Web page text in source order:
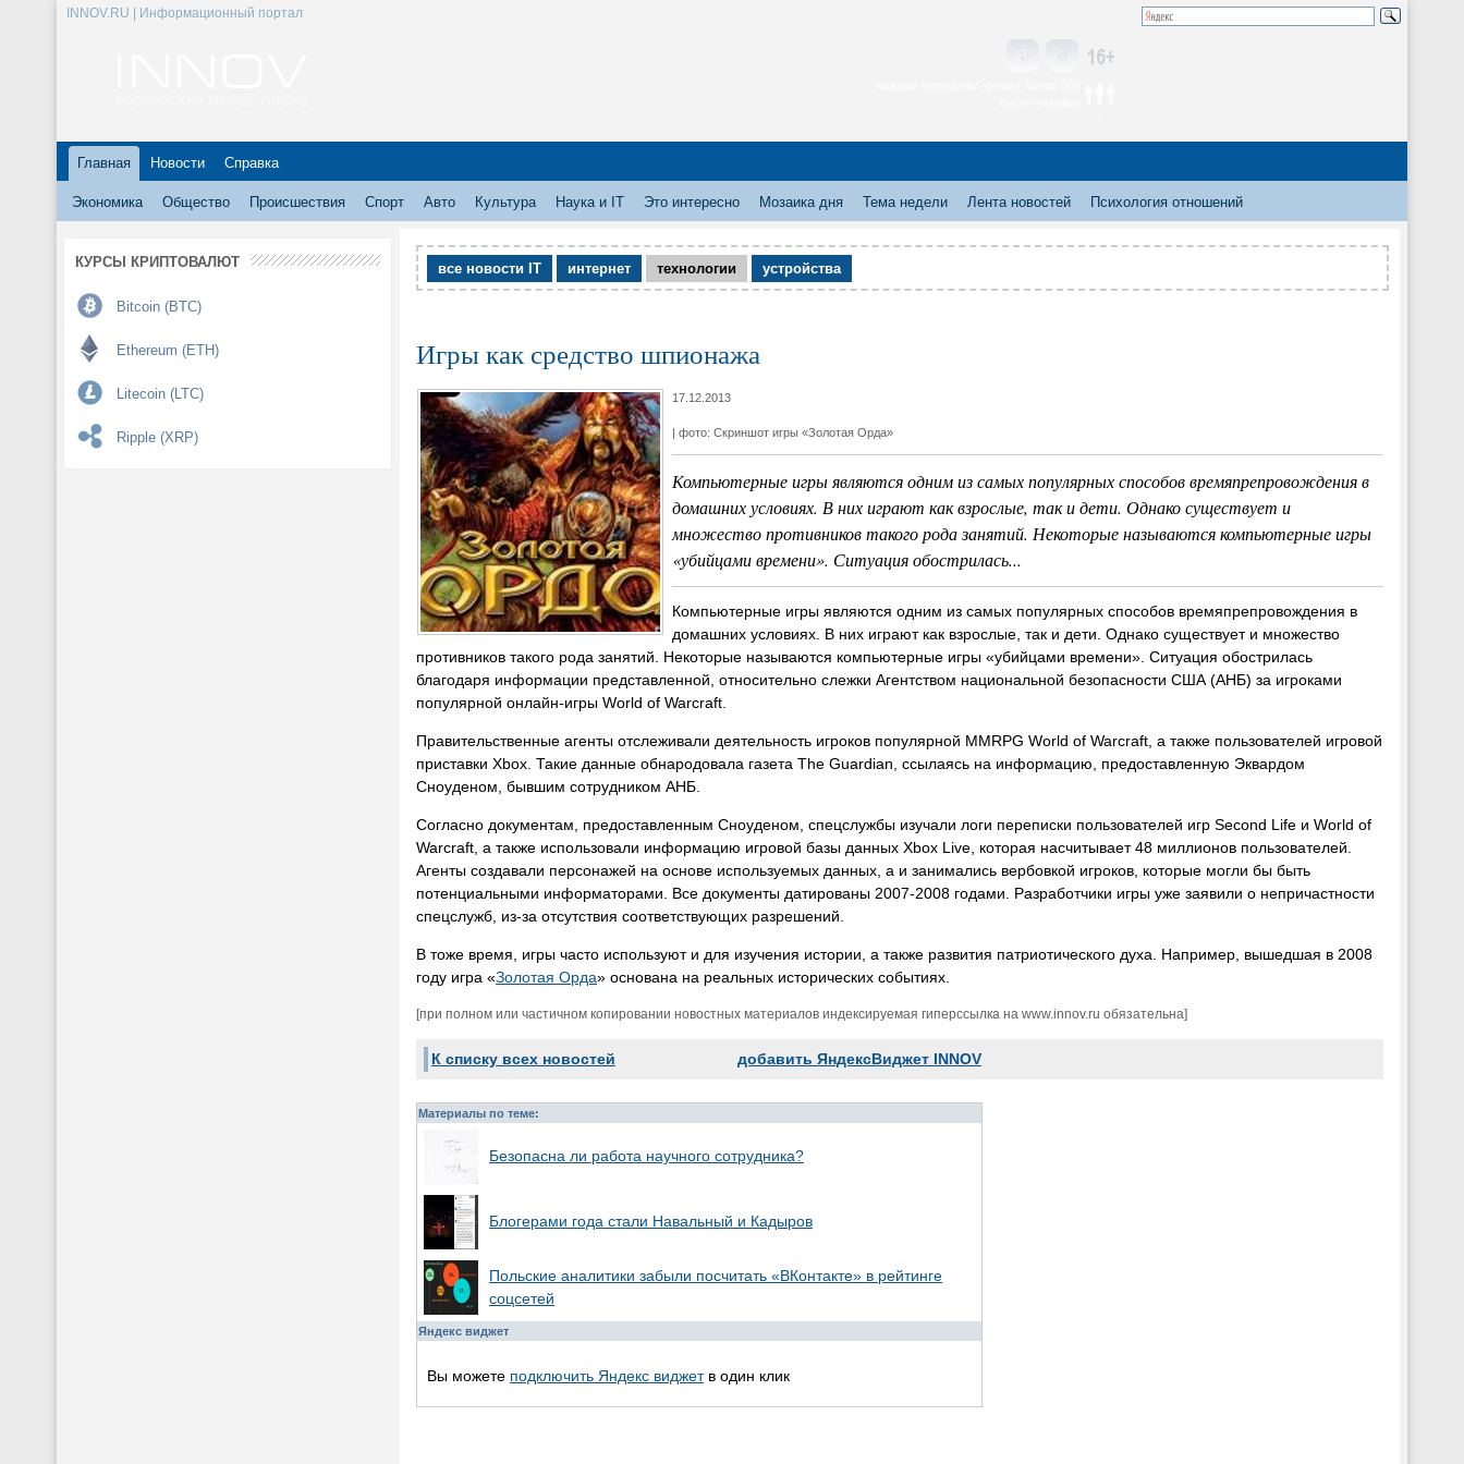
INNOV.RU | Информационный портал
Главная Новости Справка
Экономика Общество Происшествия Спорт Авто Культура Наука и IT Это интересно Мозаика дня Тема недели Лента новостей Психология отношений
КУРСЫ КРИПТОВАЛЮТ
Bitcoin (BTC)
Ethereum (ETH)
Litecoin (LTC)
Ripple (XRP)
все новости IT интернет технологии устройства
Игры как средство шпионажа
17.12.2013
| фото: Скриншот игры «Золотая Орда»
Компьютерные игры являются одним из самых популярных способов времяпрепровождения в
домашних условиях. В них играют как взрослые, так и дети. Однако существует и
множество противников такого рода занятий. Некоторые называются компьютерные игры
«убийцами времени». Ситуация обострилась...
Компьютерные игры являются одним из самых популярных способов времяпрепровождения в
домашних условиях. В них играют как взрослые, так и дети. Однако существует и множество
противников такого рода занятий. Некоторые называются компьютерные игры «убийцами времени». Ситуация обострилась
благодаря информации представленной, относительно слежки Агентством национальной безопасности США (АНБ) за игроками
популярной онлайн-игры World of Warcraft.
Правительственные агенты отслеживали деятельность игроков популярной MMRPG World of Warcraft, а также пользователей игровой
приставки Xbox. Такие данные обнародовала газета The Guardian, ссылаясь на информацию, предоставленную Эквардом
Сноуденом, бывшим сотрудником АНБ.
Согласно документам, предоставленным Сноуденом, спецслужбы изучали логи переписки пользователей игр Second Life и World of
Warcraft, а также использовали информацию игровой базы данных Xbox Live, которая насчитывает 48 миллионов пользователей.
Агенты создавали персонажей на основе используемых данных, а и занимались вербовкой игроков, которые могли бы быть
потенциальными информаторами. Все документы датированы 2007-2008 годами. Разработчики игры уже заявили о непричастности
спецслужб, из-за отсутствия соответствующих разрешений.
В тоже время, игры часто используют и для изучения истории, а также развития патриотического духа. Например, вышедшая в 2008
году игра «Золотая Орда» основана на реальных исторических событиях.
[при полном или частичном копировании новостных материалов индексируемая гиперссылка на www.innov.ru обязательна]
К списку всех новостей добавить ЯндексВиджет INNOV
Материалы по теме:
Безопасна ли работа научного сотрудника?
Блогерами года стали Навальный и Кадыров
Польские аналитики забыли посчитать «ВКонтакте» в рейтинге
соцсетей
Яндекс виджет
Вы можете подключить Яндекс виджетв один клик